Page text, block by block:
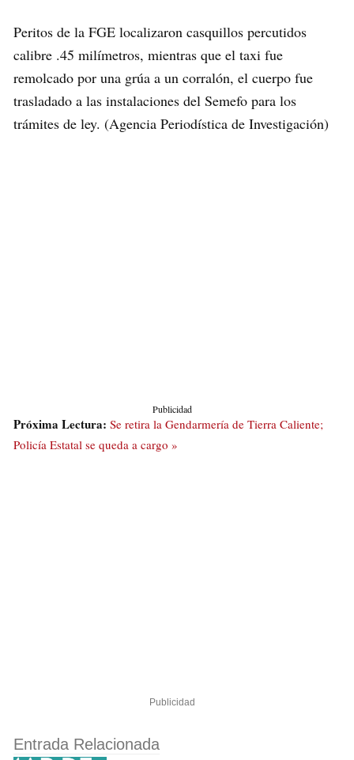
Peritos de la FGE localizaron casquillos percutidos
calibre .45 milímetros, mientras que el taxi fue
remolcado por una grúa a un corralón, el cuerpo fue
trasladado a las instalaciones del Semefo para los
trámites de ley. (Agencia Periodística de Investigación)
Publicidad
Próxima Lectura: Se retira la Gendarmería de Tierra Caliente;
Policía Estatal se queda a cargo »
Publicidad
Entrada Relacionada